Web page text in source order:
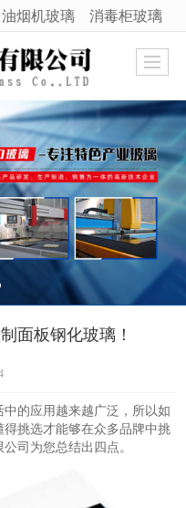
很遗憾，因您的浏览器版本过低导致无法获得最佳浏览体验，推荐下载安装谷歌浏览器！
油烟机玻璃 消毒柜玻璃
面板钢化玻璃！
中的应用越来越广泛，所以如
挑选才能够在众多品牌中挑
司为您总结出四点。